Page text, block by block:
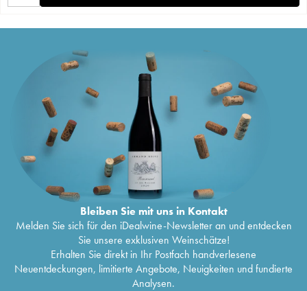
Bleiben Sie mit uns in Kontakt
Melden Sie sich für den iDealwine-Newsletter an und entdecken
Sie unsere exklusiven Weinschätze!
Erhalten Sie direkt in Ihr Postfach handverlesene
Neuentdeckungen, limitierte Angebote, Neuigkeiten und fundierte
Analysen.